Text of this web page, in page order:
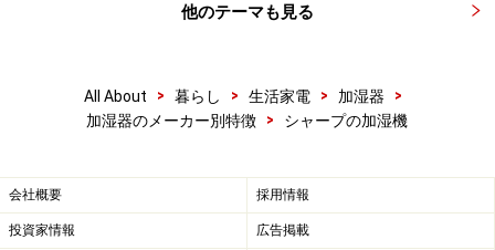
他のテーマも見る
All About > 暮らし > 生活家電 > 加湿器
>
加湿器のメーカー別特徴
> シャープの加湿機
会社概要 採用情報
投資家情報 広告掲載